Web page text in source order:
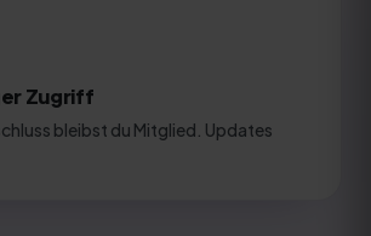
Zugriff
bleibst du Mitglied. Updates